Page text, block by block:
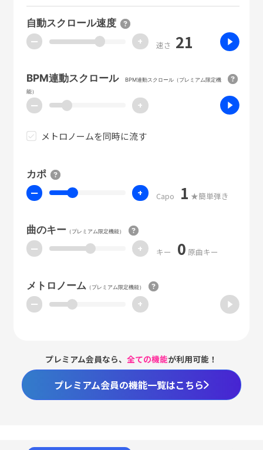
自動スクロール速度
ー + 速さ 21
BPM連動スクロール
BPM連動スクロール（プレミアム限定機
能）
ー +
メトロノームを同時に流す
カポ
ー + Capo 1 ★簡単弾き
曲のキー（プレミアム限定機能）
ー + キー 0 原曲キー
メトロノーム （プレミアム限定機能）
ー +
プレミアム会員なら、全ての機能が利用可能！
プレミアム会員の機能一覧はこちら